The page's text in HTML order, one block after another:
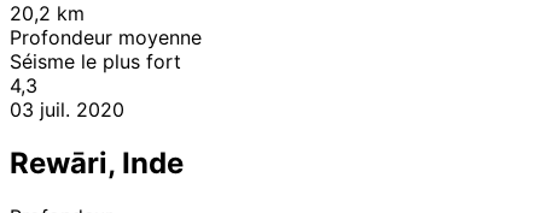
20,2 km
Profondeur moyenne
Séisme le plus fort
4,3
03 juil. 2020
Rewāri, Inde